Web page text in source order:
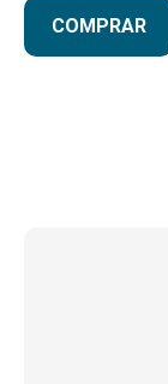
COMPRAR